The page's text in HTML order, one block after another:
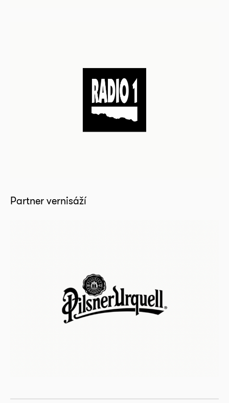
Partner vernisáží